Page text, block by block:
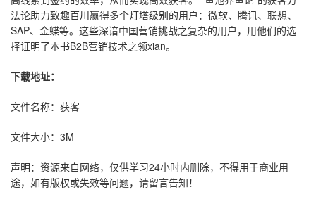
法论助力致趣百川赢得多个灯塔级别的用户：微软、腾讯、联想、
SAP、金蝶等。这些深谙中国营销挑战之复杂的用户，用他们的选
择证明了本书B2B营销技术之领xian。
下载地址：
文件名称：获客
文件大小：3M
声明：资源来自网络，仅供学习24小时内删除，不得用于商业用
途，如有版权或失效等问题，请留言告知！